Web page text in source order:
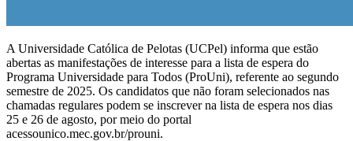
A Universidade Católica de Pelotas (UCPel) informa que estão
abertas as manifestações de interesse para a lista de espera do
Programa Universidade para Todos (ProUni), referente ao segundo
semestre de 2025. Os candidatos que não foram selecionados nas
chamadas regulares podem se inscrever na lista de espera nos dias
25 e 26 de agosto, por meio do portal
acessounico.mec.gov.br/prouni.